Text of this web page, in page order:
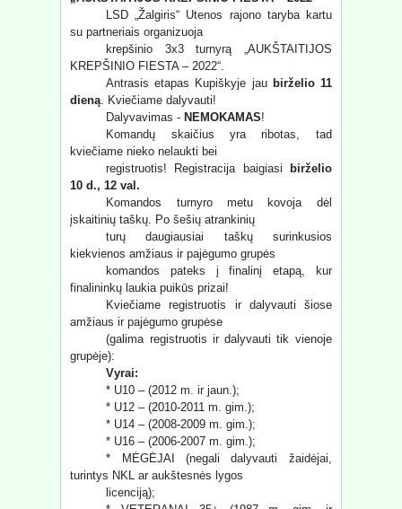
LSD „Žalgiris“ Utenos rajono taryba kartu
su partneriais organizuoja
krepšinio 3x3 turnyrą „AUKŠTAITIJOS
KREPŠINIO FIESTA – 2022“.
Antrasis etapas Kupiškyje jau birželio 11
dieną. Kviečiame dalyvauti!
Dalyvavimas - NEMOKAMAS!
Komandų skaičius yra ribotas, tad
kviečiame nieko nelaukti bei
registruotis! Registracija baigiasi
birželio
10 d., 12 val.
Komandos turnyro metu kovoja dėl
įskaitinių taškų. Po šešių atrankinių
turų daugiausiai taškų surinkusios
kiekvienos amžiaus ir pajėgumo grupės
komandos pateks į finalinį etapą, kur
finalininkų laukia puikūs prizai!
Kviečiame registruotis ir dalyvauti šiose
amžiaus ir pajėgumo grupėse
(galima registruotis ir dalyvauti tik vienoje
grupėje):
Vyrai:
* U10 – (2012 m. ir jaun.);
* U12 – (2010-2011 m. gim.);
* U14 – (2008-2009 m. gim.);
* U16 – (2006-2007 m. gim.);
* MĖGĖJAI (negali dalyvauti žaidėjai,
turintys NKL ar aukštesnės lygos
licenciją);